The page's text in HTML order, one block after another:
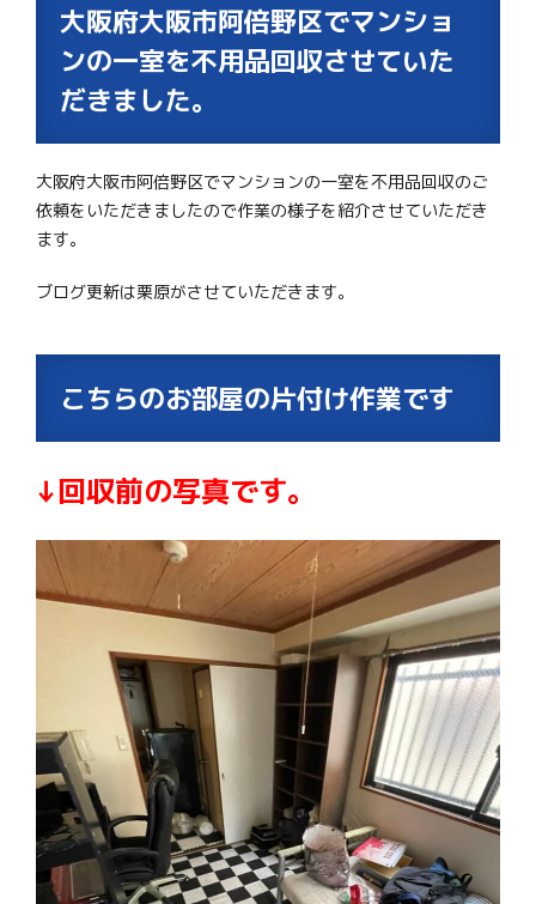
大阪府大阪市阿倍野区でマンショ
ンの一室を不用品回収させていた
だきました。
大阪府大阪市阿倍野区でマンションの一室を不用品回収のご
依頼をいただきましたので作業の様子を紹介させていただき
ます。
ブログ更新は栗原がさせていただきます。
こちらのお部屋の片付け作業です
↓回収前の写真です。